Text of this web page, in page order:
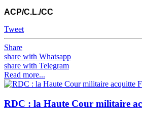
ACP/C.L./CC
Tweet
Share
share with Whatsapp
share with Telegram
Read more...
RDC : la Haute Cour militaire